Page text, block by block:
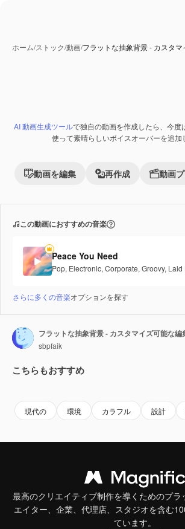
ホーム/ストック/動画/フラットな抽象背景 - カスタ
AI 動画生成ツールで独自の動画を作成したら、今度
使って素晴らしいボイスオーバーを追加
動画を編集 再作成 動画
この動画におすすめの音楽
Peace You Need
Pop, Electronic, Corporate, Groovy, Laid
さらに多くの音楽オプションを探す
sbpfaik
こちらもおすすめ
現代の 環境 カラフル 設計
最高のクリエイティブ制作を導くためのプラ
エイター、企業、代理店、スタジオを含む
ています。